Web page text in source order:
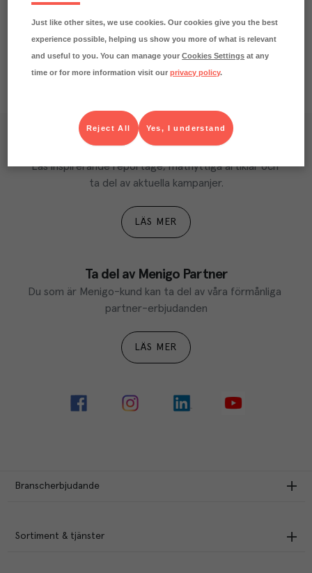
Våra kundtidningar
Läs inspirerande reportage, matnyttiga artiklar och
ta del av aktuella kampanjer.
LÄS MER
Ta del av Menigo Partner
Du som är Menigo-kund kan ta del av våra förmånliga
partner-erbjudanden
LÄS MER
Branscherbjudande
Sortiment & tjänster
Just like other sites, we use cookies. Our cookies give you the best
experience possible, helping us show you more of what is relevant
and useful to you. You can manage yourCookies Settings at any
time or for more information visit ourprivacy policy.
Yes, I understand
Reject All